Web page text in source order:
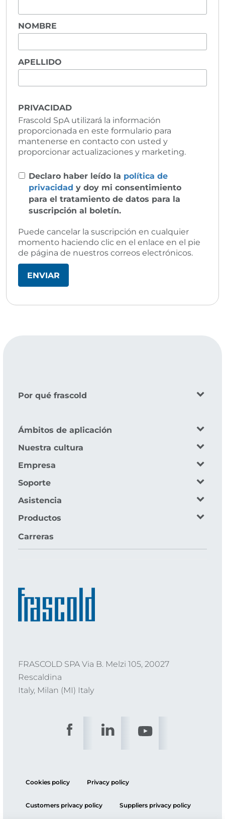
NOMBRE
APELLIDO
PRIVACIDAD
Frascold SpA utilizará la información
proporcionada en este formulario para
mantenerse en contacto con usted y
proporcionar actualizaciones y marketing.
Declaro haber leído la política de
privacidad y doy mi consentimiento
para el tratamiento de datos para la
suscripción al boletín.
Puede cancelar la suscripción en cualquier
momento haciendo clic en el enlace en el pie
de página de nuestros correos electrónicos.
Por qué frascold
Ámbitos de aplicación
Nuestra cultura
Empresa
Soporte
Asistencia
Productos
Carreras
FRASCOLD SPA Via B. Melzi 105, 20027
Rescaldina
Italy, Milan (MI) Italy
Cookies policy Privacy policy
Customers privacy policy Suppliers privacy policy